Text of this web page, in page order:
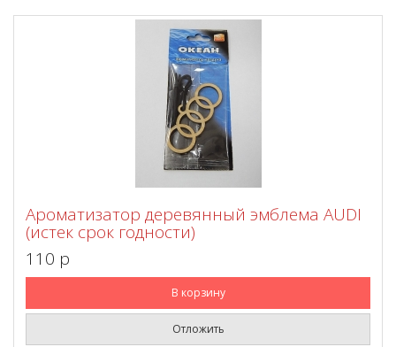
Ароматизатор деревянный эмблема AUDI
(истек срок годности)
110 p
В корзину
Отложить